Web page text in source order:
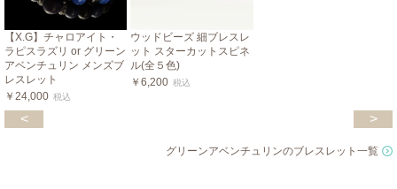
【X.G】チャロアイト・
ラピスラズリ or グリーン
アベンチュリン メンズブ
レスレット
￥24,000 税込
ウッドビーズ 細ブレスレ
ット スターカットスピネ
ル(全５色)
￥6,200 税込
< >
グリーンアベンチュリンのブレスレット一覧